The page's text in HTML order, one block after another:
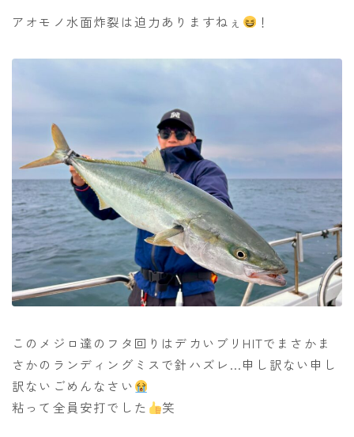
アオモノ水面炸裂は迫力ありますねぇ ！
このメジロ達のフタ回りはデカいブリHITでまさかま
さかのランディングミスで針ハズレ…申し訳ない申し
訳ないごめんなさい
粘って全員安打でした
笑